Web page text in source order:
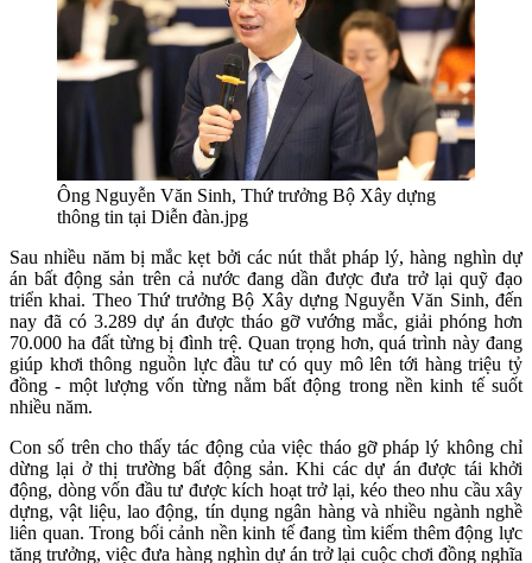
Ông Nguyễn Văn Sinh, Thứ trưởng Bộ Xây dựng
thông tin tại Diễn đàn.jpg
Sau nhiều năm bị mắc kẹt bởi các nút thắt pháp lý, hàng nghìn dự
án bất động sản trên cả nước đang dần được đưa trở lại quỹ đạo
triển khai. Theo Thứ trưởng Bộ Xây dựng Nguyễn Văn Sinh, đến
nay đã có 3.289 dự án được tháo gỡ vướng mắc, giải phóng hơn
70.000 ha đất từng bị đình trệ. Quan trọng hơn, quá trình này đang
giúp khơi thông nguồn lực đầu tư có quy mô lên tới hàng triệu tỷ
đồng - một lượng vốn từng nằm bất động trong nền kinh tế suốt
nhiều năm.
Con số trên cho thấy tác động của việc tháo gỡ pháp lý không chỉ
dừng lại ở thị trường bất động sản. Khi các dự án được tái khởi
động, dòng vốn đầu tư được kích hoạt trở lại, kéo theo nhu cầu xây
dựng, vật liệu, lao động, tín dụng ngân hàng và nhiều ngành nghề
liên quan. Trong bối cảnh nền kinh tế đang tìm kiếm thêm động lực
tăng trưởng, việc đưa hàng nghìn dự án trở lại cuộc chơi đồng nghĩa